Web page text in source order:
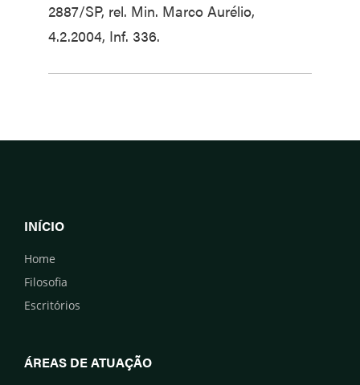
2887/SP, rel. Min. Marco Aurélio,
4.2.2004, Inf. 336.
INÍCIO
Home
Filosofia
Escritórios
ÁREAS DE ATUAÇÃO